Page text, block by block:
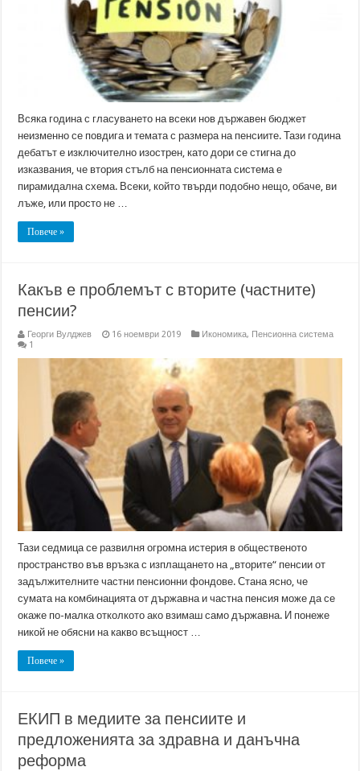
Всяка година с гласуването на всеки нов държавен бюджет
неизменно се повдига и темата с размера на пенсиите. Тази година
дебатът е изключително изострен, като дори се стигна до
изказвания, че втория стълб на пенсионната система е
пирамидална схема. Всеки, който твърди подобно нещо, обаче, ви
лъже, или просто не …
Повече »
Какъв е проблемът с вторите (частните)
пенсии?
Георги Вулджев 16 ноември 2019 Икономика, Пенсионна система
1
Тази седмица се развилня огромна истерия в общественото
пространство във връзка с изплащането на „вторите“ пенсии от
задължителните частни пенсионни фондове. Стана ясно, че
сумата на комбинацията от държавна и частна пенсия може да се
окаже по-малка отколкото ако взимаш само държавна. И понеже
никой не обясни на какво всъщност …
Повече »
ЕКИП в медиите за пенсиите и
предложенията за здравна и данъчна
реформа